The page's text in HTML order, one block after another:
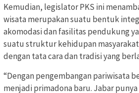
Kemudian, legislator PKS ini
wisata merupakan suatu bentuk
akomodasi dan fasilitas pendukung
suatu struktur kehidupan
dengan tata cara dan tradisi yang
“Dengan pengembangan pariwisata
menjadi primadona baru. Jabar